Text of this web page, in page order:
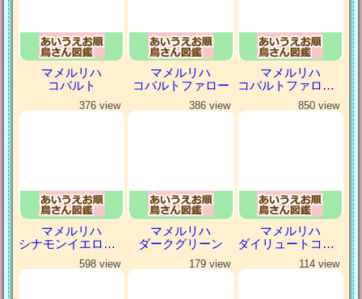
マメルリハ
コバルト
マメルリハ
コバルトファロー
マメルリハ
コバルトファローパイド
376 view
マメルリハ
シナモンイエローファロー
386 view
マメルリハ
ダークグリーン
850 view
マメルリハ
ダイリュートコバルトパイド
598 view 179 view 114 view